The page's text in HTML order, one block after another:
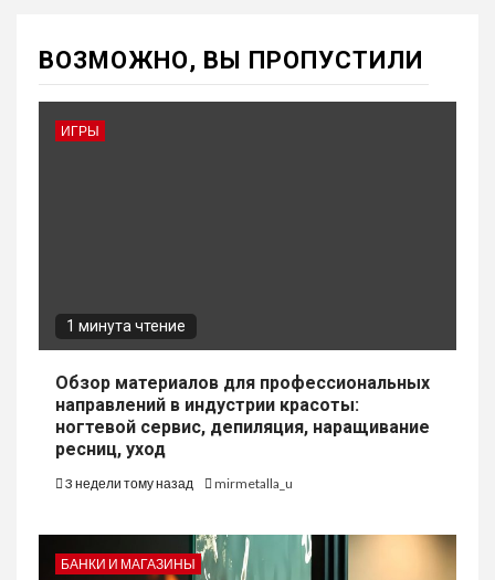
ВОЗМОЖНО, ВЫ ПРОПУСТИЛИ
ИГРЫ
1 минута чтение
Обзор материалов для профессиональных
направлений в индустрии красоты:
ногтевой сервис, депиляция, наращивание
ресниц, уход
3 недели тому назад mirmetalla_u
БАНКИ И МАГАЗИНЫ